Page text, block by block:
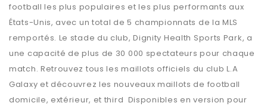
football les plus populaires et les plus performants aux
États-Unis, avec un total de 5 championnats de la MLS
remportés. Le stade du club, Dignity Health Sports Park, a
une capacité de plus de 30 000 spectateurs pour chaque
match. Retrouvez tous les maillots officiels du club L.A
Galaxy et découvrez les nouveaux maillots de football
domicile, extérieur, et third Disponibles en version pour